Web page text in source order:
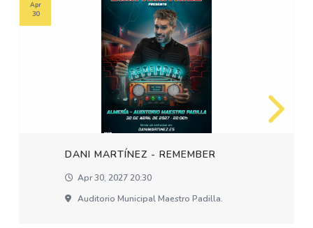
DANI MARTÍNEZ - REMEMBER
Apr 30, 2027 20:30
Auditorio Municipal Maestro Padilla.
Apr
30